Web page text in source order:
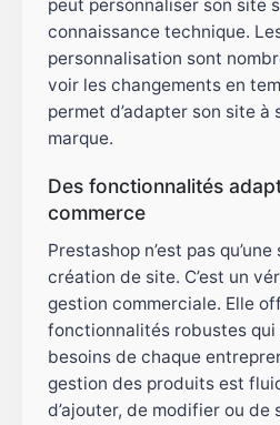
peut personnaliser son site
connaissance technique.
personnalisation sont
voir les changements en
permet d’adapter son site à
marque.
Des fonctionnalités
commerce
Prestashop n’est pas
création de site. C’est un
gestion commerciale. Elle
fonctionnalités robustes qui
besoins de chaque
gestion des produits est
d’ajouter, de modifier ou de